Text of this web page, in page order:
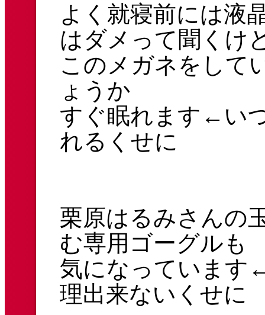
よく就寝前には液
はダメって聞くけ
このメガネをして
ょうか
すぐ眠れます←い
れるくせに
栗原はるみさんの
む専用ゴーグルも
気になっています
理出来ないくせに